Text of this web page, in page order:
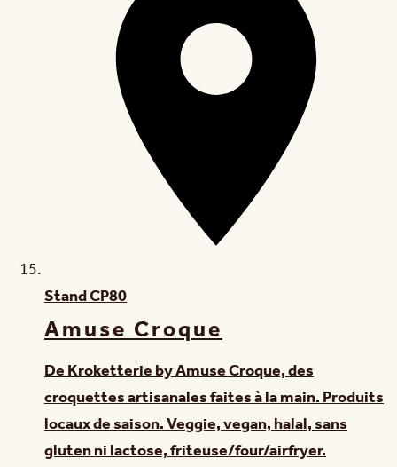
StandCP80
Amuse Croque
De Kroketterie by Amuse Croque, des
croquettes artisanales faites à la main. Produits
locaux de saison. Veggie, vegan, halal, sans
gluten ni lactose, friteuse/four/airfryer.